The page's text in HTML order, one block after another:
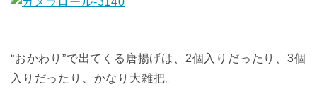
“おかわり”で出てくる唐揚げは、2個入りだったり、3個
入りだったり、かなり大雑把。